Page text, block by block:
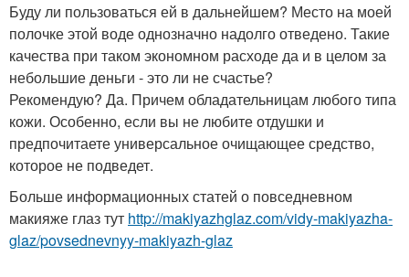
Буду ли пользоваться ей в дальнейшем? Место на моей
полочке этой воде однозначно надолго отведено. Такие
качества при таком экономном расходе да и в целом за
небольшие деньги - это ли не счастье?
Рекомендую? Да. Причем обладательницам любого типа
кожи. Особенно, если вы не любите отдушки и
предпочитаете универсальное очищающее средство,
которое не подведет.
Больше информационных статей о повседневном
макияже глаз тут http://makiyazhglaz.com/vidy-makiyazha-
glaz/povsednevnyy-makiyazh-glaz